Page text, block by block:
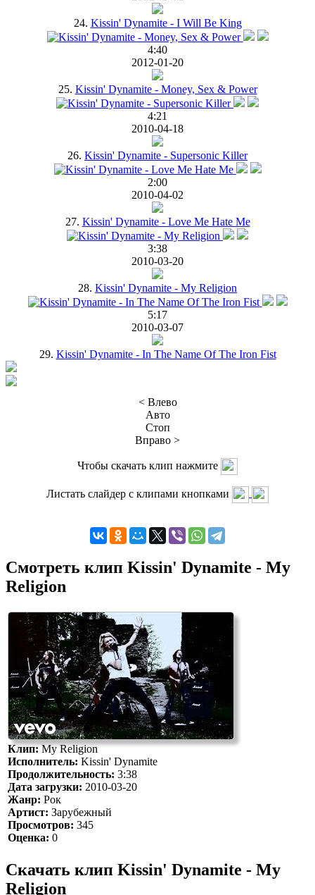
24. Kissin' Dynamite - I Will Be King
4:40
2012-01-20
25. Kissin' Dynamite - Money, Sex & Power
4:21
2010-04-18
26. Kissin' Dynamite - Supersonic Killer
2:00
2010-04-02
27. Kissin' Dynamite - Love Me Hate Me
3:38
2010-03-20
28. Kissin' Dynamite - My Religion
5:17
2010-03-07
29. Kissin' Dynamite - In The Name Of The Iron Fist
< Влево
Авто
Стоп
Вправо >
Чтобы скачать клип нажмите
Листать слайдер с клипами кнопками
Смотреть клип Kissin' Dynamite - My
Religion
Клип:My Religion
Исполнитель: Kissin' Dynamite
Продолжительность: 3:38
Дата загрузки: 2010-03-20
Жанр: Рок
Артист: Зарубежный
Просмотров: 345
Оценка: 0
Скачать клип Kissin' Dynamite - My
Religion